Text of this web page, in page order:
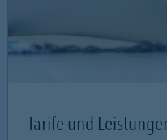
Tarife und